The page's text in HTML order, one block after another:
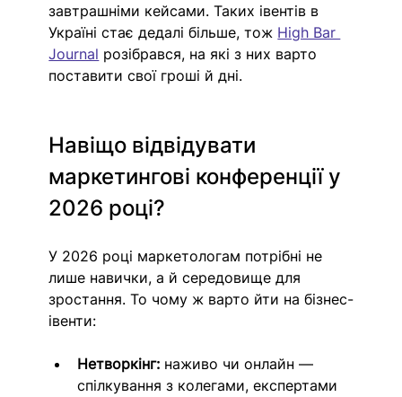
завтрашніми кейсами. Таких івентів в
Україні стає дедалі більше, тож High Bar
Journal розібрався, на які з них варто
поставити свої гроші й дні.
Навіщо відвідувати
маркетингові конференції у
2026 році?
У 2026 році маркетологам потрібні не
лише навички, а й середовище для
зростання. То чому ж варто йти на бізнес-
івенти:
Нетворкінг: наживо чи онлайн —
спілкування з колегами, експертами